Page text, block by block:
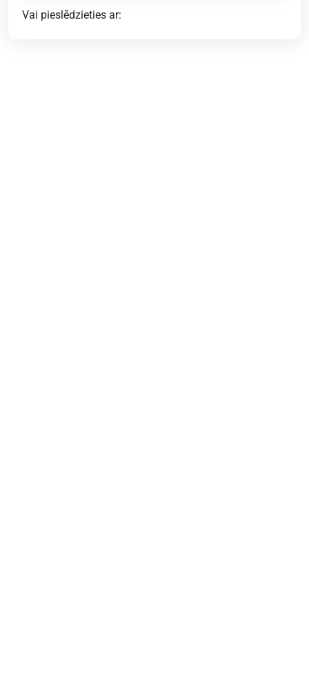
Vai pieslēdzieties ar: